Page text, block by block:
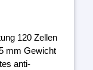
120 Zellen
mm Gewicht
anti-